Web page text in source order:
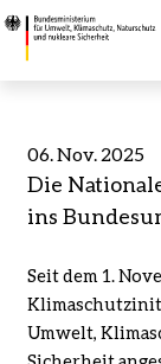
Direkt
zum
Die
Nationale
Umwelt,
Klimaschutz,
Naturschutz
Aktuelles
06. Nov. 2025
Die
ins
Seit dem 1.
Umwelt,